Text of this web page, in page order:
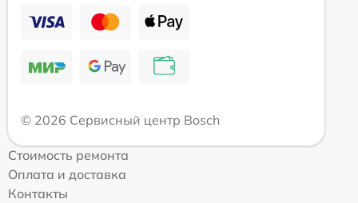
© 2026 Сервисный центр Bosch
Стоимость ремонта
Оплата и доставка
Контакты